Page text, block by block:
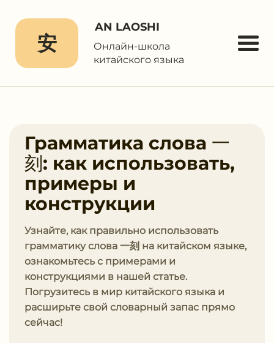
安
AN LAOSHI
Онлайн-школа
китайского языка
Грамматика слова ⼀
刻: как использовать,
примеры и
конструкции
Узнайте, как правильно использовать
грамматику слова ⼀刻 на китайском языке,
ознакомьтесь с примерами и
конструкциями в нашей статье.
Погрузитесь в мир китайского языка и
расширьте свой словарный запас прямо
сейчас!